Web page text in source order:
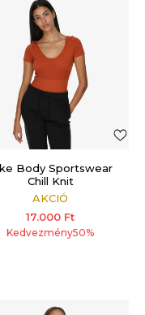
Body Sportswear
Chill Knit
AKCIÓ
17.000 Ft
Kedvezmény50%